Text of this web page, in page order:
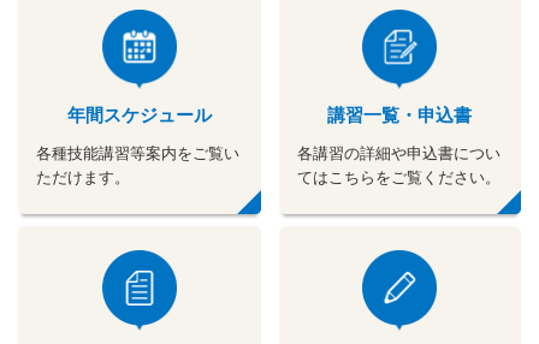
年間スケジュール
各種技能講習等案内をご覧い
ただけます。
講習一覧・申込書
各講習の詳細や申込書につい
てはこちらをご覧ください。